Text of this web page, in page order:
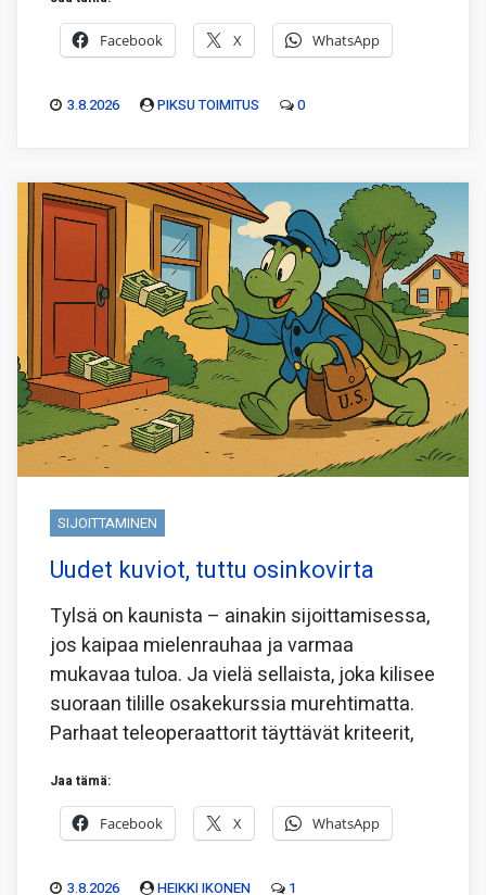
Facebook X WhatsApp
3.8.2026 PIKSU TOIMITUS 0
SIJOITTAMINEN
Uudet kuviot, tuttu osinkovirta
Tylsä on kaunista – ainakin sijoittamisessa,
jos kaipaa mielenrauhaa ja varmaa
mukavaa tuloa. Ja vielä sellaista, joka kilisee
suoraan tilille osakekurssia murehtimatta.
Parhaat teleoperaattorit täyttävät kriteerit,
Jaa tämä:
Facebook X WhatsApp
3.8.2026 HEIKKI IKONEN 1